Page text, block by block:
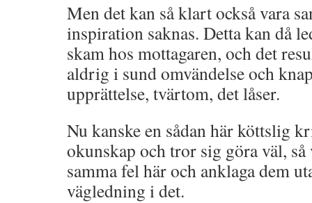
Men det kan så klart också vara
inspiration saknas. Detta kan då
skam hos mottagaren, och det
aldrig i sund omvändelse och
upprättelse, tvärtom, det låser.
Nu kanske en sådan här köttslig
okunskap och tror sig göra väl,
samma fel här och anklaga dem
vägledning i det.